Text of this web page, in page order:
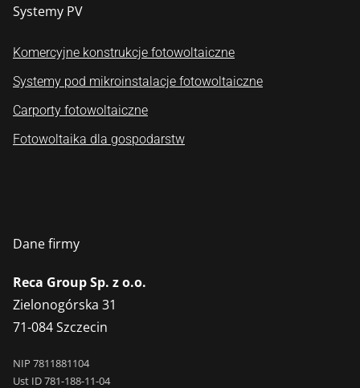
Systemy PV
Komercyjne konstrukcje fotowoltaiczne
Systemy pod mikroinstalacje fotowoltaiczne
Carporty fotowoltaiczne
Fotowoltaika dla gospodarstw
Dane firmy
Reca Group Sp. z o.o.
Zielonogórska 31
71-084 Szczecin
NIP 7811881104
Ust ID 781-188-11-04